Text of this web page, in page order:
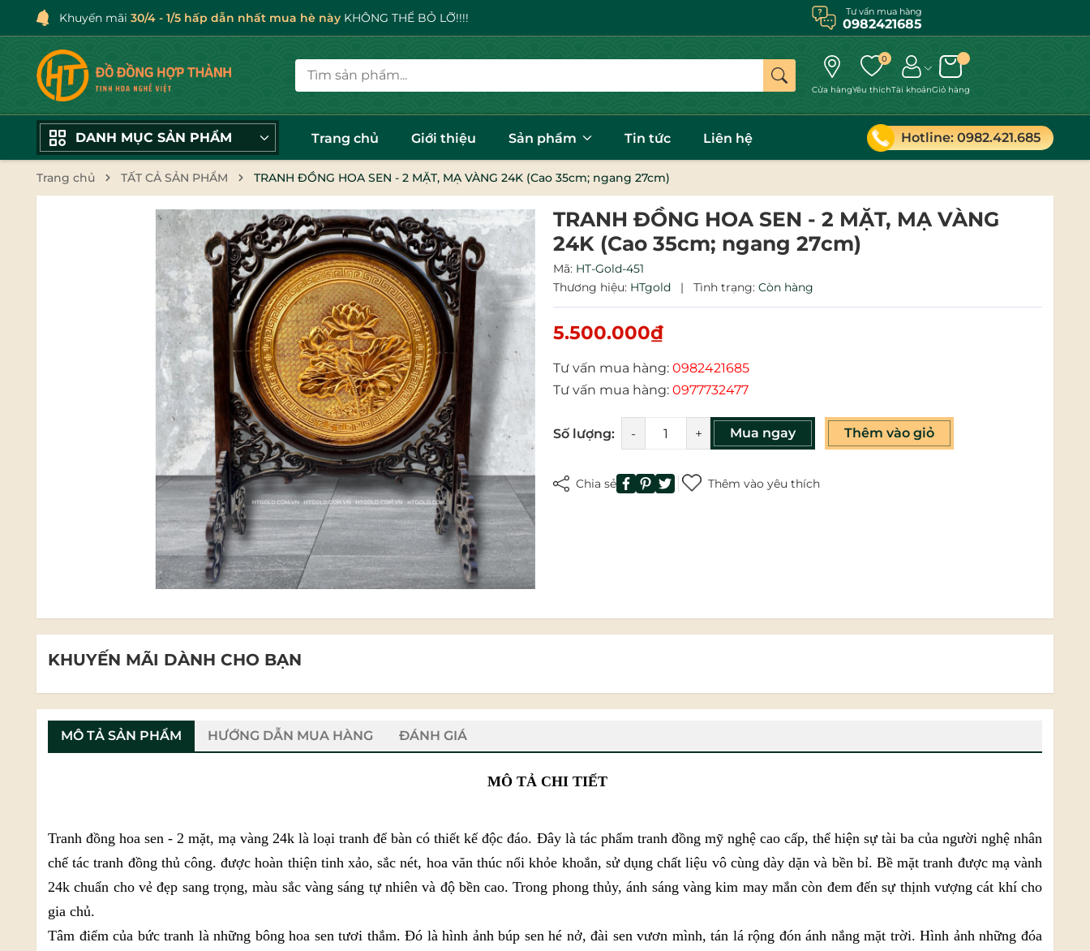
Khuyến mãi 30/4 - 1/5 hấp dẫn nhất mua hè này KHÔNG THỂ BỎ LỠ!!!! Tư vấn mua hàng
0982421685
Cửa hàng
0
Yêu thíchTài khoảnGiỏ hàng
DANH MỤC SẢN PHẨM Trang chủ Giới thiệu Sản phẩm Tin tức Liên hệ Hotline: 0982.421.685
Trang chủ TẤT CẢ SẢN PHẨM TRANH ĐỒNG HOA SEN - 2 MẶT, MẠ VÀNG 24K (Cao 35cm; ngang 27cm)
TRANH ĐỒNG HOA SEN - 2 MẶT, MẠ VÀNG
24K (Cao 35cm; ngang 27cm)
Mã: HT-Gold-451
Thương hiệu: HTgold | Tình trạng: Còn hàng
5.500.000₫
Tư vấn mua hàng: 0982421685
Tư vấn mua hàng: 0977732477
Số lượng: - + Mua ngay Thêm vào giỏ
Chia sẻ Thêm vào yêu thích
KHUYẾN MÃI DÀNH CHO BẠN
Mã giảm giá:
Ngày hết hạn:
Điều kiện:
MÔ TẢ SẢN PHẨM HƯỚNG DẪN MUA HÀNG ĐÁNH GIÁ
MÔ TẢ CHI TIẾT
Tranh đồng hoa sen - 2 mặt, mạ vàng 24k là loại tranh để bàn có thiết kế độc đáo. Đây là tác phẩm tranh đồng mỹ nghệ cao cấp, thể hiện sự tài ba của người nghệ nhân
chế tác tranh đồng thủ công. được hoàn thiện tinh xảo, sắc nét, hoa văn thúc nổi khỏe khoắn, sử dụng chất liệu vô cùng dày dặn và bền bỉ. Bề mặt tranh được mạ vành
24k chuẩn cho vẻ đẹp sang trọng, màu sắc vàng sáng tự nhiên và độ bền cao. Trong phong thủy, ánh sáng vàng kim may mắn còn đem đến sự thịnh vượng cát khí cho
gia chủ.
Tâm điểm của bức tranh là những bông hoa sen tươi thắm. Đó là hình ảnh búp sen hé nở, đài sen vươn mình, tán lá rộng đón ánh nắng mặt trời. Hình ảnh những đóa